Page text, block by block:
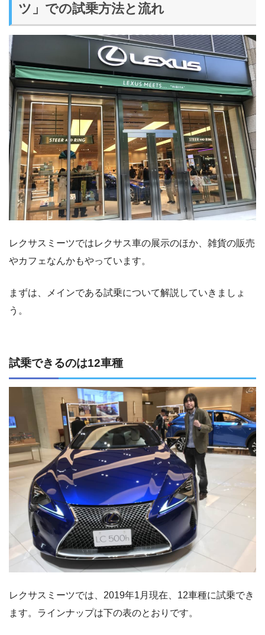
ツ」での試乗方法と流れ
レクサスミーツではレクサス車の展示のほか、雑貨の販売
やカフェなんかもやっています。
まずは、メインである試乗について解説していきましょ
う。
試乗できるのは12車種
レクサスミーツでは、2019年1月現在、12車種に試乗でき
ます。ラインナップは下の表のとおりです。